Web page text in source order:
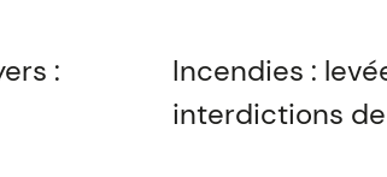
:
Incendies :
interdictions